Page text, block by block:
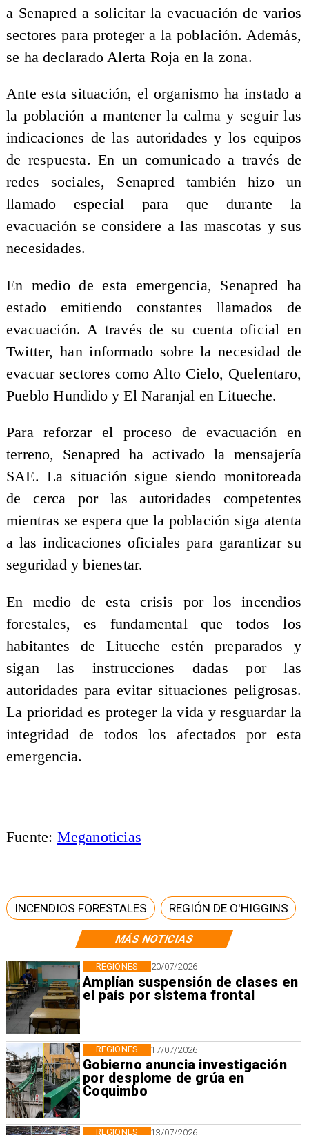
MÁS NOTICIAS
20/07/2026
Amplían suspensión de clases en
el país por sistema frontal
REGIONES
17/07/2026
Gobierno anuncia investigación
por desplome de grúa en
Coquimbo
REGIONES
13/07/2026
REGIONES
a Senapred a solicitar la evacuación de varios
sectores para proteger a la población. Además,
se ha declarado Alerta Roja en la zona.
Ante esta situación, el organismo ha instado a
la población a mantener la calma y seguir las
indicaciones de las autoridades y los equipos
de respuesta. En un comunicado a través de
redes sociales, Senapred también hizo un
llamado especial para que durante la
evacuación se considere a las mascotas y sus
necesidades.
En medio de esta emergencia, Senapred ha
estado emitiendo constantes llamados de
evacuación. A través de su cuenta oficial en
Twitter, han informado sobre la necesidad de
evacuar sectores como Alto Cielo, Quelentaro,
Pueblo Hundido y El Naranjal en Litueche.
Para reforzar el proceso de evacuación en
terreno, Senapred ha activado la mensajería
SAE. La situación sigue siendo monitoreada
de cerca por las autoridades competentes
mientras se espera que la población siga atenta
a las indicaciones oficiales para garantizar su
seguridad y bienestar.
En medio de esta crisis por los incendios
forestales, es fundamental que todos los
habitantes de Litueche estén preparados y
sigan las instrucciones dadas por las
autoridades para evitar situaciones peligrosas.
La prioridad es proteger la vida y resguardar la
integridad de todos los afectados por esta
emergencia.
Fuente: Meganoticias
INCENDIOS FORESTALES REGIÓN DE O'HIGGINS